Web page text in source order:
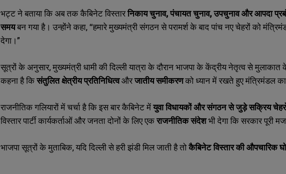
भट्ट ने बताया कि अब तक कैबिनेट विस्तारनिकाय चुनाव, पंचायत चुनाव, उपचुनाव और आपदा
समयबन गया है। उन्होंने कहा, “हमारे मुख्यमंत्री संगठन से परामर्श के बाद पांच नए चेहरों को
देगा।”
सूत्रों के अनुसार, मुख्यमंत्री धामी की दिल्ली यात्रा के दौरान भाजपा के केंद्रीय नेतृत्व से मुलाकात के
कहना है किसंतुलित क्षेत्रीय प्रतिनिधित्वऔरजातीय समीकरणको ध्यान में रखते हुए मंत्रिमंडल का
राजनीतिक गलियारों में चर्चा है कि इस बार कैबिनेट मेंयुवा विधायकों और संगठन से जुड़े सक्रिय
विस्तार पार्टी कार्यकर्ताओं और जनता दोनों के लिए एकराजनीतिक संदेशभी देगा कि सरकार पूरी
भाजपा सूत्रों के मुताबिक, यदि दिल्ली से हरी झंडी मिल जाती है तोकैबिनेट विस्तार की औपचारिक